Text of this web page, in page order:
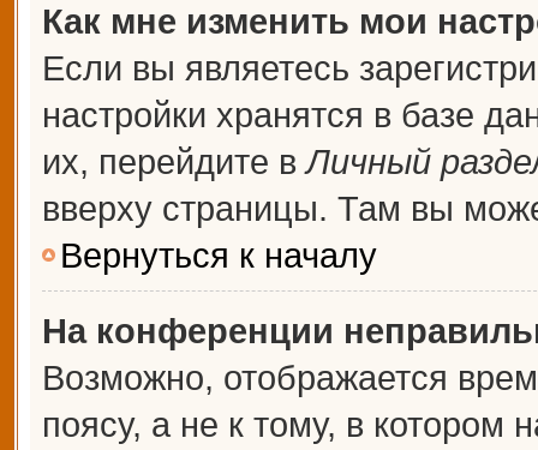
Как мне изменить мои
Если вы являетесь
настройки хранятся в базе
их, перейдите вЛичный
вверху страницы. Там вы
Вернуться к началу
На конференции
Возможно, отображается
поясу, а не к тому, в котором